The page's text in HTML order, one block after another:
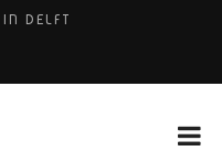
IN DELFT
￼
BIJ KINEPOLIS